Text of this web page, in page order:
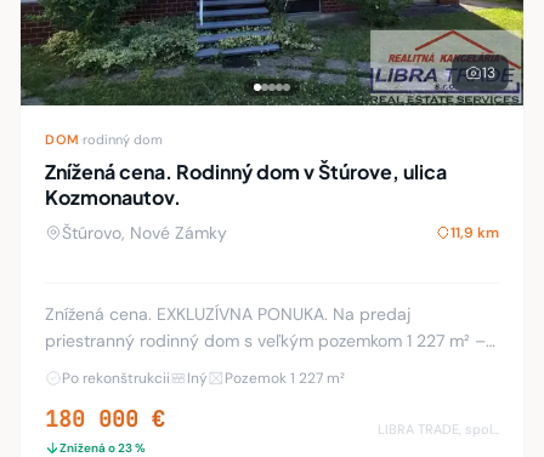
13
DOM rodinný dom
Znížená cena. Rodinný dom v Štúrove, ulica
Kozmonautov.
Štúrovo, Nové Zámky 11,9 km
Znížená cena. EXKLUZÍVNA PONUKA. Na predaj
priestranný rodinný dom s veľkým pozemkom 1 227 m² –
vhodný pre viacgeneračné bývanie, penzión alebo sídlo
firmy. Ponúkame na predaj dvojpodlažný rodinný dom
Po rekonštrukcii Iný Pozemok 1 227 m²
180 000 €
Znížená o 23 %
LIBRA TRADE, spol.s.r.o.